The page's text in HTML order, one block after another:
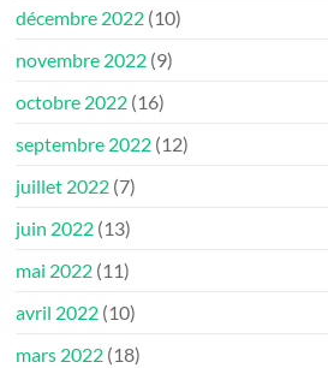
décembre 2022 (10)
novembre 2022 (9)
octobre 2022 (16)
septembre 2022 (12)
juillet 2022 (7)
juin 2022 (13)
mai 2022 (11)
avril 2022 (10)
mars 2022 (18)